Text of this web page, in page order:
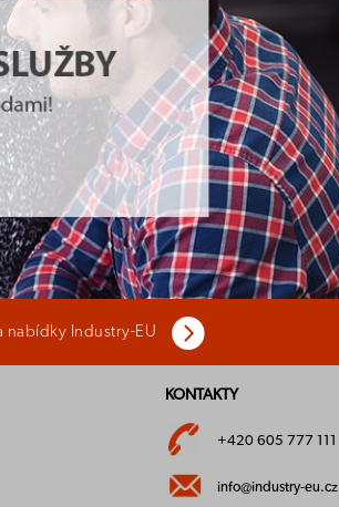
nabídky Industry-EU
KONTAKTY
+420 605 777 111
info@industry-eu.cz